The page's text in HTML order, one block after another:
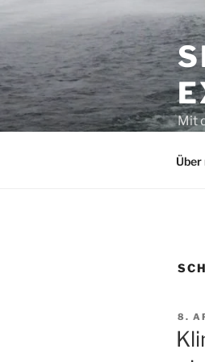
Inhalt
springen
Mit
Über
AM
8.